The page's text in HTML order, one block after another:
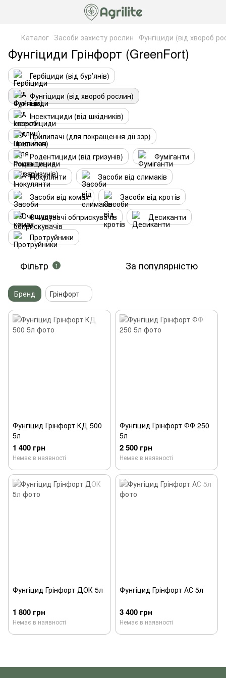
Каталог Засоби захисту рослин Фунгіциди (від хвороб
Фунгіциди Грінфорт (GreenFort)
Гербіциди (від бурʼянів)
Фунгіциди (від хвороб рослин)
Інсектициди (від шкідників)
Прилипачі (для покращення дії ззр)
Родентициди (від гризунів)
Фуміганти
Інокулянти
Засоби від слимаків
Засоби від комах
Засоби від кротів
Очищувачі обприскувачів
Десиканти
Протруйники
Фільтр 1 За популярністю
Бренд Грінфорт
Фунгіцид Грінфорт КД 500
5л
1 400 грн
Немає в наявності
Фунгіцид Грінфорт ФФ 250
5л
2 500 грн
Немає в наявності
Фунгіцид Грінфорт ДОК 5л
1 800 грн
Немає в наявності
Фунгіцид Грінфорт АС 5л
3 400 грн
Немає в наявності